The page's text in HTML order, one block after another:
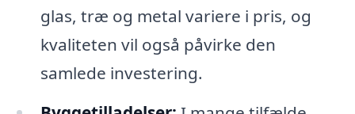
glas, træ og metal variere i pris, og
kvaliteten vil også påvirke den
samlede investering.